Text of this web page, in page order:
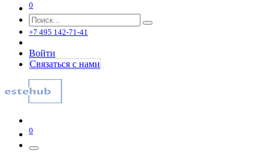
0
+7 495 142-71-41
Войти
Связаться с нами
0